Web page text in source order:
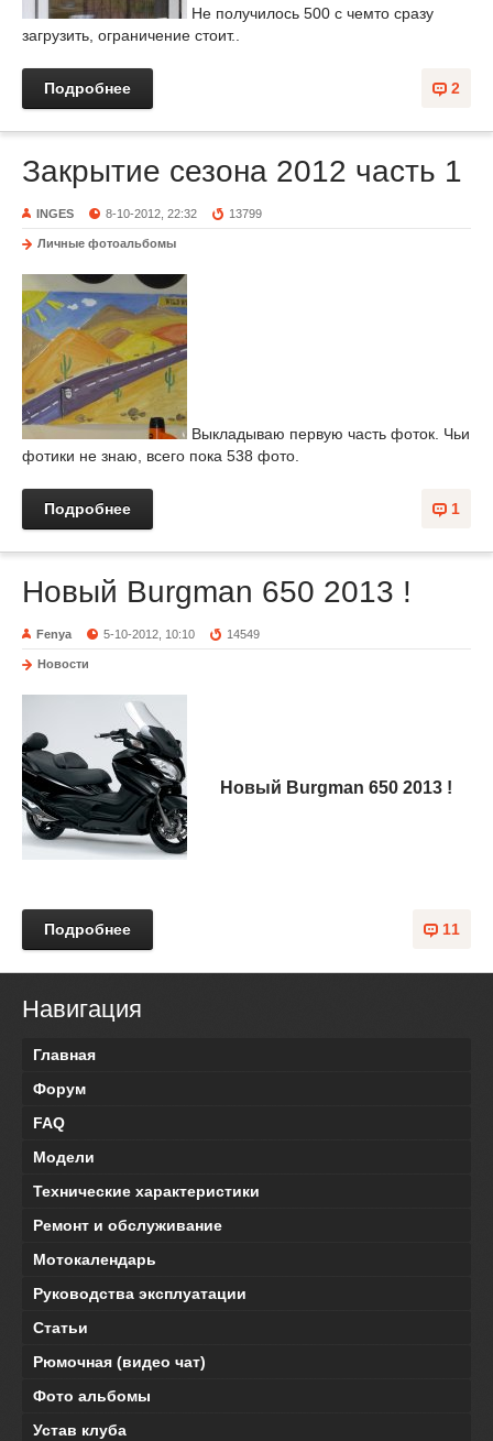
Не получилось 500 с чемто сразу
загрузить, ограничение стоит..
2
Подробнее
Закрытие сезона 2012 часть 1
INGES 8-10-2012, 22:32 13799
Личные фотоальбомы
Выкладываю первую часть фоток. Чьи
фотики не знаю, всего пока 538 фото.
1
Подробнее
Новый Burgman 650 2013 !
Fenya 5-10-2012, 10:10 14549
Новости
Новый Burgman 650 2013 !
11
Подробнее
Навигация
Главная
Форум
FAQ
Модели
Технические характеристики
Ремонт и обслуживание
Мотокалендарь
Руководства эксплуатации
Статьи
Рюмочная (видео чат)
Фото альбомы
Устав клуба